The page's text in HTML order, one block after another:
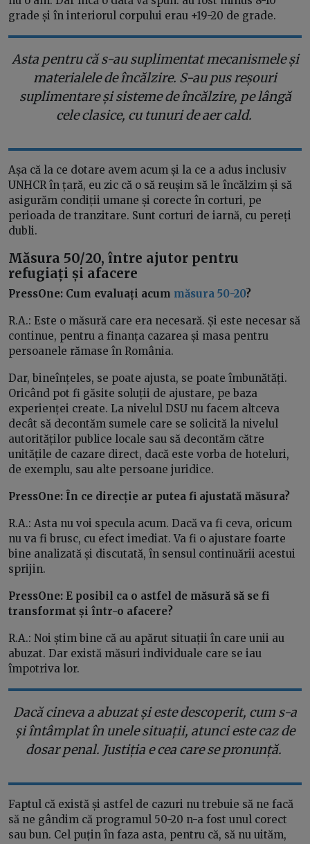
grade și în interiorul corpului erau +19-20 de grade.
Asta pentru că s-au suplimentat mecanismele și
materialele de încălzire. S-au pus reșouri
suplimentare și sisteme de încălzire, pe lângă
cele clasice, cu tunuri de aer cald.
Așa că la ce dotare avem acum și la ce a adus inclusiv
UNHCR în țară, eu zic că o să reușim să le încălzim și să
asigurăm condiții umane și corecte în corturi, pe
perioada de tranzitare. Sunt corturi de iarnă, cu pereți
dubli.
Măsura 50/20, între ajutor pentru
refugiați și afacere
PressOne: Cum evaluați acum măsura 50-20?
R.A.: Este o măsură care era necesară. Și este necesar să
continue, pentru a finanța cazarea și masa pentru
persoanele rămase în România.
Dar, bineînțeles, se poate ajusta, se poate îmbunătăți.
Oricând pot fi găsite soluții de ajustare, pe baza
experienței create. La nivelul DSU nu facem altceva
decât să decontăm sumele care se solicită la nivelul
autorităților publice locale sau să decontăm către
unitățile de cazare direct, dacă este vorba de hoteluri,
de exemplu, sau alte persoane juridice.
PressOne: În ce direcție ar putea fi ajustată măsura?
R.A.: Asta nu voi specula acum. Dacă va fi ceva, oricum
nu va fi brusc, cu efect imediat. Va fi o ajustare foarte
bine analizată și discutată, în sensul continuării acestui
sprijin.
PressOne: E posibil ca o astfel de măsură să se fi
transformat și într-o afacere?
R.A.: Noi știm bine că au apărut situații în care unii au
abuzat. Dar există măsuri individuale care se iau
împotriva lor.
Dacă cineva a abuzat și este descoperit, cum s-a
și întâmplat în unele situații, atunci este caz de
dosar penal. Justiția e cea care se pronunță.
Faptul că există și astfel de cazuri nu trebuie să ne facă
să ne gândim că programul 50-20 n-a fost unul corect
sau bun. Cel puțin în faza asta, pentru că, să nu uităm,